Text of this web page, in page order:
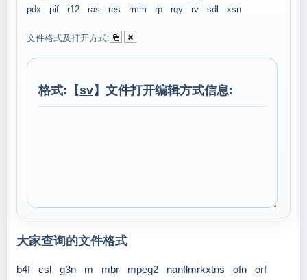
pdx
pif r12 ras res rmm rp rqy rv sdl xsn
文件格式及打开方式:
格式:【sv】文件打开编辑方式信息:
大家查询的文件格式
b4f csl g3n m mbr mpeg2 nanflmrkxtns ofn
orf